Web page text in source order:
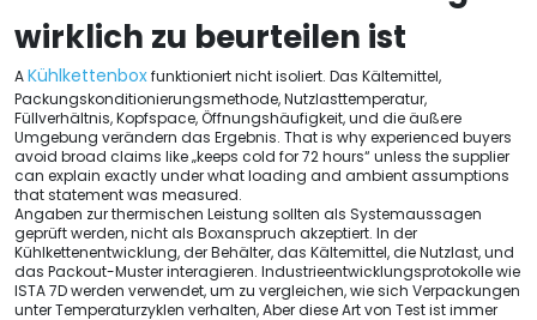
wirklich zu beurteilen ist
AKühlkettenboxfunktioniert nicht isoliert. Das Kältemittel,
Packungskonditionierungsmethode, Nutzlasttemperatur,
Füllverhältnis, Kopfspace, Öffnungshäufigkeit, und die äußere
Umgebung verändern das Ergebnis. That is why experienced buyers
avoid broad claims like „keeps cold for72hours“ unless the supplier
can explain exactly under what loading and ambient assumptions
that statement was measured.
Angaben zur thermischen Leistung sollten als Systemaussagen
geprüft werden, nicht als Boxanspruch akzeptiert. In der
Kühlkettenentwicklung, der Behälter, das Kältemittel, die Nutzlast, und
das Packout-Muster interagieren. Industrieentwicklungsprotokolle wie
ISTA 7D werden verwendet, um zu vergleichen, wie sich Verpackungen
unter Temperaturzyklen verhalten, Aber diese Art von Test ist immer